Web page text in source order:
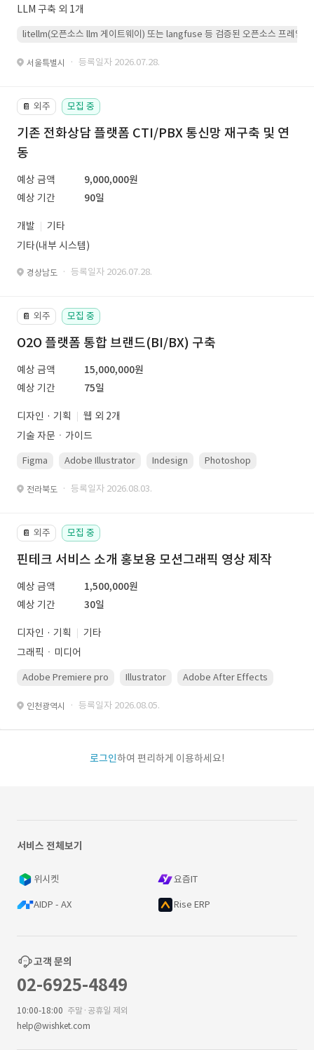
LLM 구축 외 1개
litellm(오픈소스 llm 게이트웨이) 또는 langfuse 등 검증된 오픈소스 프레임워
서울특별시 · 등록일자 2026.07.28.
📔 외주 모집 중
기존 전화상담 플랫폼 CTI/PBX 통신망 재구축 및 연
동
예상 금액
9,000,000원
예상 기간
90일
개발
기타
기타(내부 시스템)
경상남도 · 등록일자 2026.07.28.
📔 외주 모집 중
O2O 플랫폼 통합 브랜드(BI/BX) 구축
예상 금액
15,000,000원
예상 기간
75일
디자인 · 기획
웹 외 2개
기술 자문ㆍ가이드
Figma Adobe Illustrator Indesign Photoshop
전라북도 · 등록일자 2026.08.03.
📔 외주 모집 중
핀테크 서비스 소개 홍보용 모션그래픽 영상 제작
예상 금액
1,500,000원
예상 기간
30일
디자인 · 기획
기타
그래픽ㆍ미디어
Adobe Premiere pro Illustrator Adobe After Effects
인천광역시 · 등록일자 2026.08.05.
로그인하여 편리하게 이용하세요!
서비스 전체보기
위시켓 요즘IT
AIDP - AX Rise ERP
고객 문의
02-6925-4849
10:00-18:00 주말·공휴일 제외
help@wishket.com